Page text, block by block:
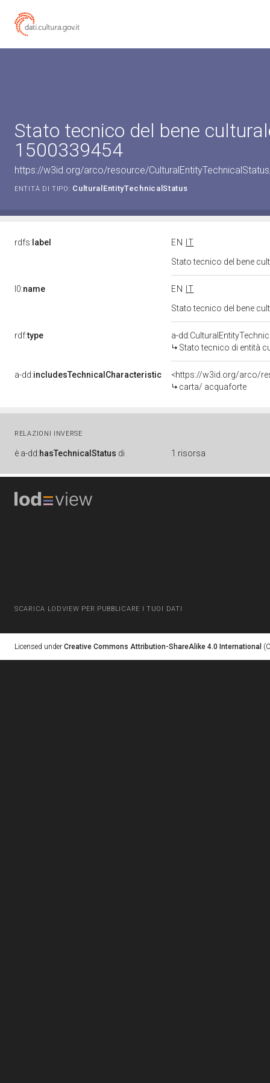
Stato tecnico del bene
1500339454
https://w3id.org/arco/resource/
ENTITÀ DI TIPO: CulturalEntityTechnicalStatus
rdfs: label EN
IT
Stato tecnico del bene
l0:name EN
IT
Stato tecnico del bene
rdf:type
a-
Stato tecnico di entità
a-dd:includesTechnicalCharacteristic
<https://w3id.org/arco/
carta/ acquaforte
RELAZIONI INVERSE
è a-dd:hasTechnicalStatus di 1 risorsa
SCARICA LODVIEW PER PUBBLICARE I TUOI DATI
Licensed under Creative Commons Attribution-ShareAlike 4.0 International